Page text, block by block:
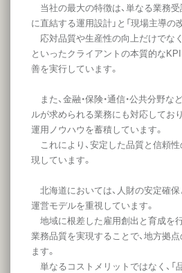
当社の最大の特徴は、単なる業務受
に直結する運用設計」と「現場主導の
応対品質や生産性の向上だけでな
といったクライアントの本質的な
善を実行しています。
また、金融・保険・通信・公共分野
ルが求められる業務にも対応してお
運用ノウハウを蓄積しています。
これにより、安定した品質と信頼
現しています。
北海道においては、人財の安定確
運営モデルを重視しています。
地域に根差した雇用創出と育成を
業務品質を実現することで、地方拠
ます。
単なるコストメリットではなく、「